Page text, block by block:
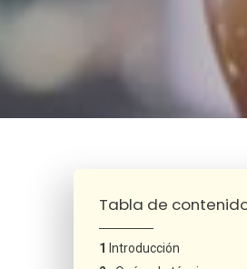
Tabla de
Introducción